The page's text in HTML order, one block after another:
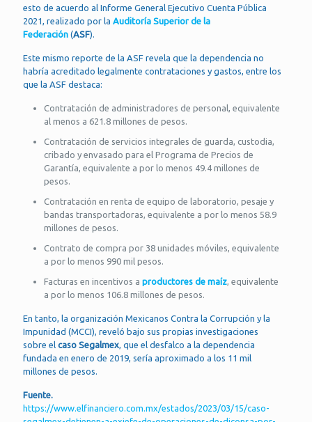
esto de acuerdo al Informe General Ejecutivo Cuenta Pública
2021, realizado por la Auditoría Superior de la
Federación (ASF).
Este mismo reporte de la ASF revela que la dependencia no
habría acreditado legalmente contrataciones y gastos, entre los
que la ASF destaca:
Contratación de administradores de personal, equivalente
al menos a 621.8 millones de pesos.
Contratación de servicios integrales de guarda, custodia,
cribado y envasado para el Programa de Precios de
Garantía, equivalente a por lo menos 49.4 millones de
pesos.
Contratación en renta de equipo de laboratorio, pesaje y
bandas transportadoras, equivalente a por lo menos 58.9
millones de pesos.
Contrato de compra por 38 unidades móviles, equivalente
a por lo menos 990 mil pesos.
Facturas en incentivos a productores de maíz, equivalente
a por lo menos 106.8 millones de pesos.
En tanto, la organización Mexicanos Contra la Corrupción y la
Impunidad (MCCI), reveló bajo sus propias investigaciones
sobre el caso Segalmex, que el desfalco a la dependencia
fundada en enero de 2019, sería aproximado a los 11 mil
millones de pesos.
Fuente.
https://www.elfinanciero.com.mx/estados/2023/03/15/caso-